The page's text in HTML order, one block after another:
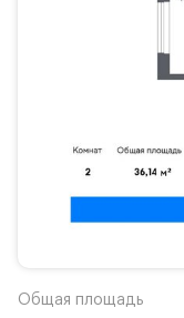
Общая площадь